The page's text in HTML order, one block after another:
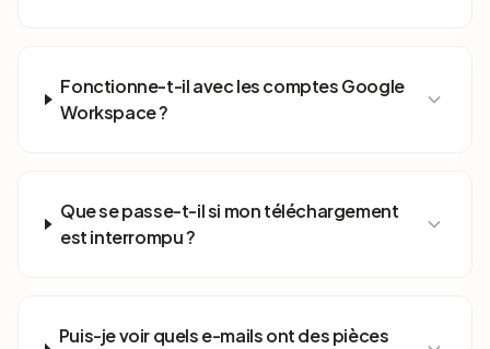
Fonctionne-t-il avec les comptes Google
Workspace ?
Que se passe-t-il si mon téléchargement
est interrompu ?
Puis-je voir quels e-mails ont des pièces